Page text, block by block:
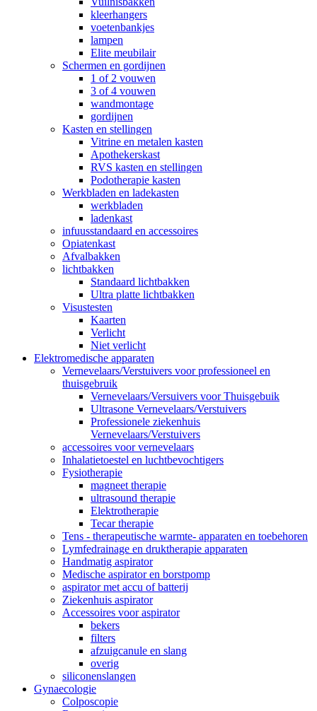
kleerhangers
voetenbankjes
lampen
Elite meubilair
Schermen en gordijnen
1 of 2 vouwen
3 of 4 vouwen
wandmontage
gordijnen
Kasten en stellingen
Vitrine en metalen kasten
Apothekerskast
RVS kasten en stellingen
Podotherapie kasten
Werkbladen en ladekasten
werkbladen
ladenkast
infuusstandaard en accessoires
Opiatenkast
Afvalbakken
lichtbakken
Standaard lichtbakken
Ultra platte lichtbakken
Visustesten
Kaarten
Verlicht
Niet verlicht
Elektromedische apparaten
Vernevelaars/Verstuivers voor professioneel en
thuisgebruik
Vernevelaars/Versuivers voor Thuisgebuik
Ultrasone Vernevelaars/Verstuivers
Professionele ziekenhuis
Vernevelaars/Verstuivers
accessoires voor vernevelaars
Inhalatietoestel en luchtbevochtigers
Fysiotherapie
magneet therapie
ultrasound therapie
Elektrotherapie
Tecar therapie
Tens - therapeutische warmte- apparaten en toebehoren
Lymfedrainage en druktherapie apparaten
Handmatig aspirator
Medische aspirator en borstpomp
aspirator met accu of batterij
Ziekenhuis aspirator
Accessoires voor aspirator
bekers
filters
afzuigcanule en slang
overig
siliconenslangen
Gynaecologie
Colposcopie